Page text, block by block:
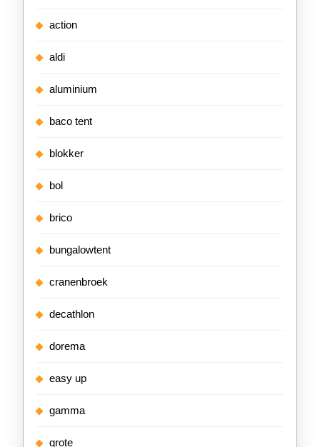
action
aldi
aluminium
baco tent
blokker
bol
brico
bungalowtent
cranenbroek
decathlon
dorema
easy up
gamma
grote